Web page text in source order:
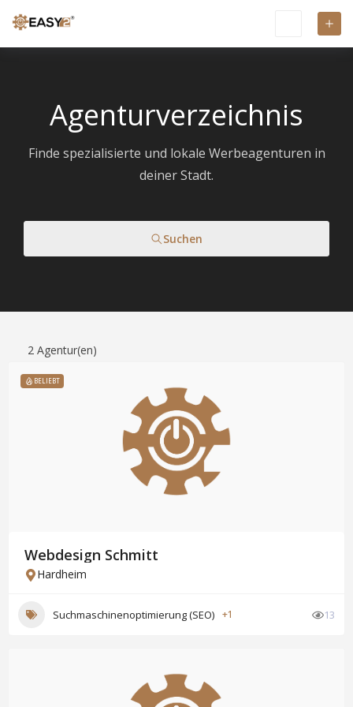
Agenturverzeichnis
Finde spezialisierte und lokale Werbeagenturen in
deiner Stadt.
Suchen
2 Agentur(en)
BELIEBT
Webdesign Schmitt
Hardheim
Suchmaschinenoptimierung (SEO) +1 13